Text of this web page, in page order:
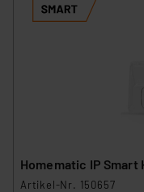
Homematic IP Smart
Artikel-Nr. 150657